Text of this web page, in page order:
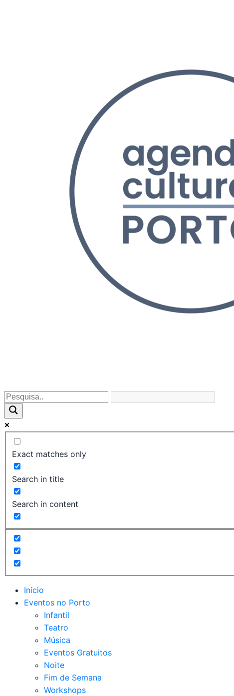
Exact matches only
Search in title
Search in content
Início
Eventos no Porto
Infantil
Teatro
Música
Eventos Gratuitos
Noite
Fim de Semana
Workshops